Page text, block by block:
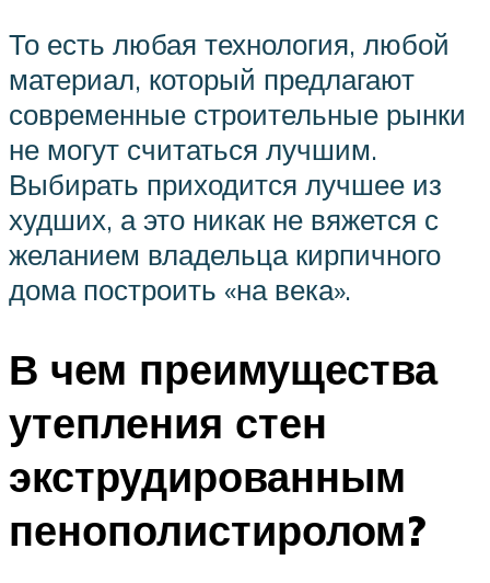
То есть любая технология, любой
материал, который предлагают
современные строительные рынки
не могут считаться лучшим.
Выбирать приходится лучшее из
худших, а это никак не вяжется с
желанием владельца кирпичного
дома построить «на века».
В чем преимущества
утепления стен
экструдированным
пенополистиролом?